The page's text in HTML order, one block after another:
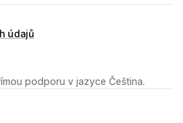
údajů
podporu v jazyce Čeština.